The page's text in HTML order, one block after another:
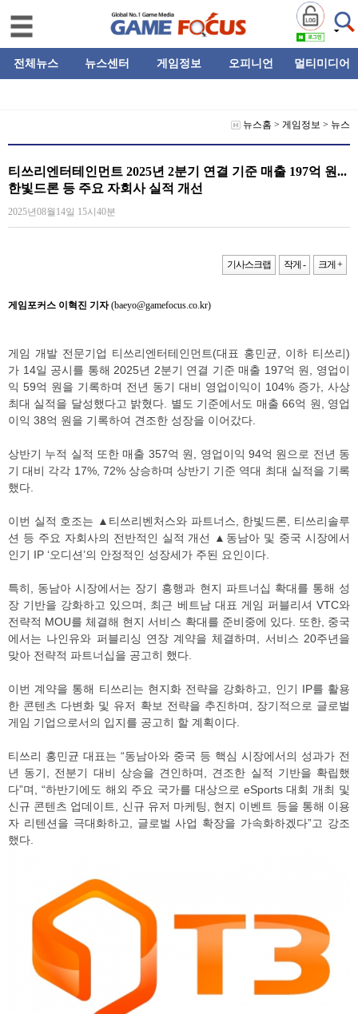
전체뉴스 뉴스센터 게임정보 오피니언 멀티미디어
뉴스홈 > 게임정보 > 뉴스
티쓰리엔터테인먼트 2025년 2분기 연결 기준 매출 197억 원...
한빛드론 등 주요 자회사 실적 개선
2025년08월14일 15시40분
기사스크랩 작게 - 크게 +
게임포커스 이혁진 기자(baeyo@gamefocus.co.kr)
게임 개발 전문기업 티쓰리엔터테인먼트(대표 홍민균, 이하 티쓰리)
가 14일 공시를 통해 2025년 2분기 연결 기준 매출 197억 원, 영업이
익 59억 원을 기록하며 전년 동기 대비 영업이익이 104% 증가, 사상
최대 실적을 달성했다고 밝혔다. 별도 기준에서도 매출 66억 원, 영업
이익 38억 원을 기록하여 견조한 성장을 이어갔다.
상반기 누적 실적 또한 매출 357억 원, 영업이익 94억 원으로 전년 동
기 대비 각각 17%, 72% 상승하며 상반기 기준 역대 최대 실적을 기록
했다.
이번 실적 호조는 ▲티쓰리벤처스와 파트너스, 한빛드론, 티쓰리솔루
션 등 주요 자회사의 전반적인 실적 개선 ▲동남아 및 중국 시장에서
인기 IP ‘오디션’의 안정적인 성장세가 주된 요인이다.
특히, 동남아 시장에서는 장기 흥행과 현지 파트너십 확대를 통해 성
장 기반을 강화하고 있으며, 최근 베트남 대표 게임 퍼블리셔 VTC와
전략적 MOU를 체결해 현지 서비스 확대를 준비중에 있다. 또한, 중국
에서는 나인유와 퍼블리싱 연장 계약을 체결하며, 서비스 20주년을
맞아 전략적 파트너십을 공고히 했다.
이번 계약을 통해 티쓰리는 현지화 전략을 강화하고, 인기 IP를 활용
한 콘텐츠 다변화 및 유저 확보 전략을 추진하며, 장기적으로 글로벌
게임 기업으로서의 입지를 공고히 할 계획이다.
티쓰리 홍민균 대표는 “동남아와 중국 등 핵심 시장에서의 성과가 전
년 동기, 전분기 대비 상승을 견인하며, 견조한 실적 기반을 확립했
다”며, “하반기에도 해외 주요 국가를 대상으로 eSports 대회 개최 및
신규 콘텐츠 업데이트, 신규 유저 마케팅, 현지 이벤트 등을 통해 이용
자 리텐션을 극대화하고, 글로벌 사업 확장을 가속화하겠다”고 강조
했다.